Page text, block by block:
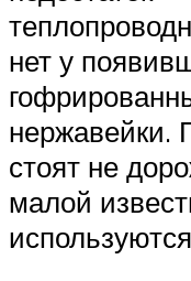
нет у
нержавейки.
стоят не
малой